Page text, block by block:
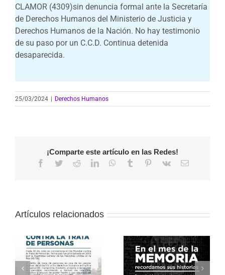
CLAMOR (4309)sin denuncia formal ante la Secretaría
de Derechos Humanos del Ministerio de Justicia y
Derechos Humanos de la Nación. No hay testimonio
de su paso por un C.C.D. Continua detenida
desaparecida.
25/03/2024 | Derechos Humanos
¡Comparte este artículo en las Redes!
Facebook
TwitterRedditLinkedInWhatsApp
Tumblr Pinterest
Vk
Correo
Artículos relacionados
Archivo
documental de
Archivo
documental del